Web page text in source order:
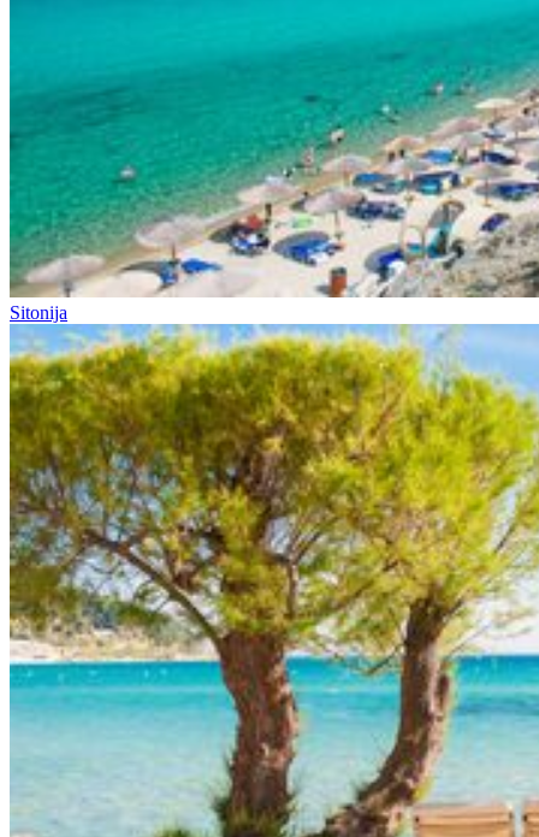
Sitonija